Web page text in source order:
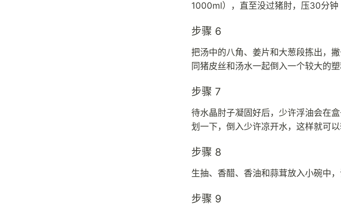
1000ml），直至没过猪肘，压30分钟
步骤 6
把汤中的八角、姜片和大葱段拣出，
同猪皮丝和汤水一起倒入一个较大的
步骤 7
待水晶肘子凝固好后，少许浮油会在
划一下，倒入少许凉开水，这样就可
步骤 8
生抽、香醋、香油和蒜茸放入小碗中
步骤 9